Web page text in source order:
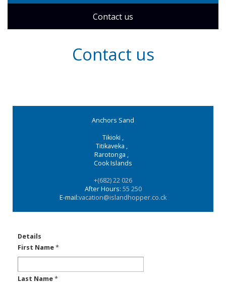
Contact us
Contact us
Details
First Name*
Last Name*
Anchors Sand
Tikioki ,
Titikaveka ,
Rarotonga ,
Cook Islands
+(682) 22 026
After Hours: 55 250
E-mail:vacation@islandhopper.co.ck